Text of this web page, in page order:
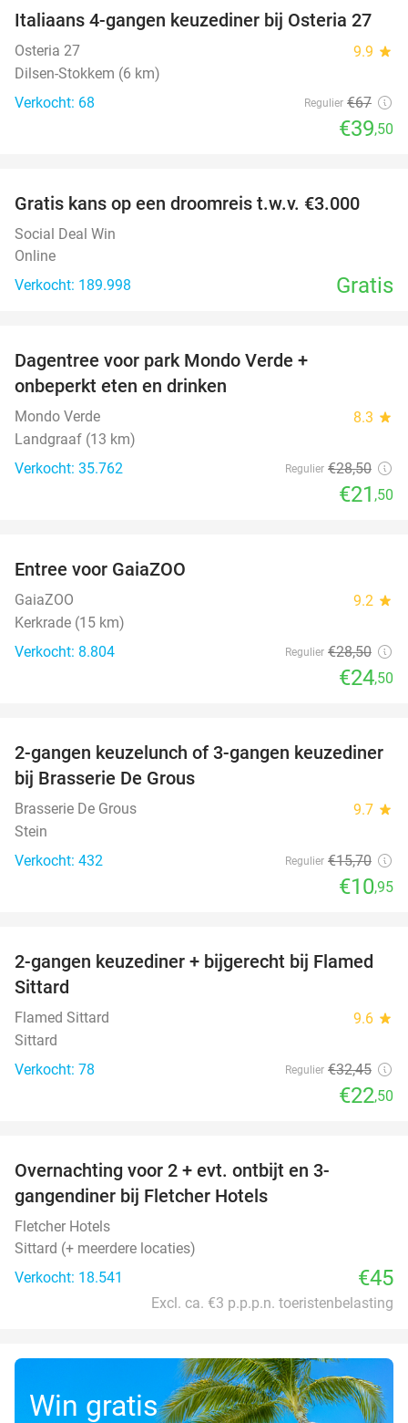
41%
Italiaans 4-gangen keuzediner bij Osteria 27
Osteria 27 9.9 star
Dilsen-Stokkem (6 km)
Verkocht: 68
Regulier €67
€39,50
Gratis kans op een droomreis t.w.v. €3.000
Social Deal Win
Online
Verkocht: 189.998
Gratis
Dagentree voor park Mondo Verde +
onbeperkt eten en drinken
Mondo Verde 8.3 star
Landgraaf (13 km)
Verkocht: 35.762
Regulier €28,50
€21 ,50
Entree voor GaiaZOO
GaiaZOO 9.2 star
Kerkrade (15 km)
Verkocht: 8.804
Regulier €28,50
€24,50
30%
2-gangen keuzelunch of 3-gangen keuzediner
bij Brasserie De Grous
Brasserie De Grous 9.7 star
Stein
Verkocht: 432
Regulier €15,70
€10,95
31%
2-gangen keuzediner + bijgerecht bij Flamed
Sittard
Flamed Sittard 9.6 star
Sittard
Verkocht: 78
Regulier €32,45
€22,50
Overnachting voor 2 + evt. ontbijt en 3-
gangendiner bij Fletcher Hotels
Fletcher Hotels
Sittard (+ meerdere locaties)
Verkocht: 18.541
€45
Excl. ca. €3 p.p.p.n. toeristenbelasting
Win gratis